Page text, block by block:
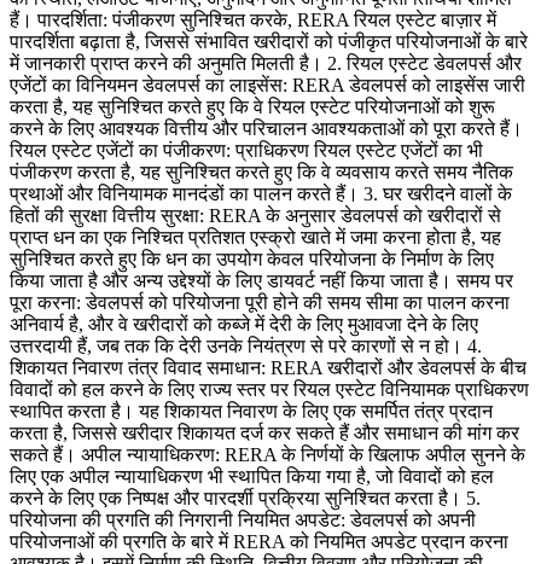
हैं। पारदर्शिता: पंजीकरण सुनिश्चित करके, RERA रियल एस्टेट बाज़ार में
पारदर्शिता बढ़ाता है, जिससे संभावित खरीदारों को पंजीकृत परियोजनाओं के बारे
में जानकारी प्राप्त करने की अनुमति मिलती है। 2. रियल एस्टेट डेवलपर्स और
एजेंटों का विनियमन डेवलपर्स का लाइसेंस: RERA डेवलपर्स को लाइसेंस जारी
करता है, यह सुनिश्चित करते हुए कि वे रियल एस्टेट परियोजनाओं को शुरू
करने के लिए आवश्यक वित्तीय और परिचालन आवश्यकताओं को पूरा करते हैं।
रियल एस्टेट एजेंटों का पंजीकरण: प्राधिकरण रियल एस्टेट एजेंटों का भी
पंजीकरण करता है, यह सुनिश्चित करते हुए कि वे व्यवसाय करते समय नैतिक
प्रथाओं और विनियामक मानदंडों का पालन करते हैं। 3. घर खरीदने वालों के
हितों की सुरक्षा वित्तीय सुरक्षा: RERA के अनुसार डेवलपर्स को खरीदारों से
प्राप्त धन का एक निश्चित प्रतिशत एस्क्रो खाते में जमा करना होता है, यह
सुनिश्चित करते हुए कि धन का उपयोग केवल परियोजना के निर्माण के लिए
किया जाता है और अन्य उद्देश्यों के लिए डायवर्ट नहीं किया जाता है। समय पर
पूरा करना: डेवलपर्स को परियोजना पूरी होने की समय सीमा का पालन करना
अनिवार्य है, और वे खरीदारों को कब्जे में देरी के लिए मुआवजा देने के लिए
उत्तरदायी हैं, जब तक कि देरी उनके नियंत्रण से परे कारणों से न हो। 4.
शिकायत निवारण तंत्र विवाद समाधान: RERA खरीदारों और डेवलपर्स के बीच
विवादों को हल करने के लिए राज्य स्तर पर रियल एस्टेट विनियामक प्राधिकरण
स्थापित करता है। यह शिकायत निवारण के लिए एक समर्पित तंत्र प्रदान
करता है, जिससे खरीदार शिकायत दर्ज कर सकते हैं और समाधान की मांग कर
सकते हैं। अपील न्यायाधिकरण: RERA के निर्णयों के खिलाफ अपील सुनने के
लिए एक अपील न्यायाधिकरण भी स्थापित किया गया है, जो विवादों को हल
करने के लिए एक निष्पक्ष और पारदर्शी प्रक्रिया सुनिश्चित करता है। 5.
परियोजना की प्रगति की निगरानी नियमित अपडेट: डेवलपर्स को अपनी
परियोजनाओं की प्रगति के बारे में RERA को नियमित अपडेट प्रदान करना